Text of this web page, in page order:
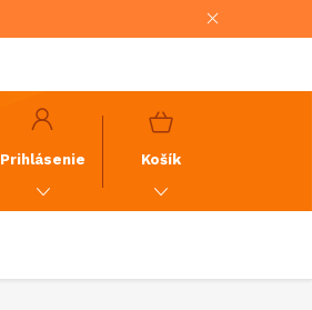
Prihlásenie
NÁKUPNÝ
Košík